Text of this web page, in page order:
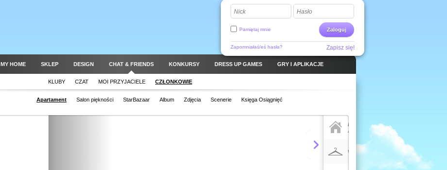
Nick Hasło
Zaloguj
Pamiętaj mnie
Zapomniałaś/eś hasła? Zapisz się!
MY HOME SKLEP DESIGN CHAT & FRIENDS KONKURSY DRESS UP GAMES GRY I APLIKACJE
KLUBY CZAT MOI PRZYJACIELE CZŁONKOWIE
Apartament Salon piękności StarBazaar Album Zdjęcia Scenerie Księga Osiągnięć